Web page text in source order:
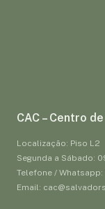
CAC – Centro
Localização: Piso L2
Segunda a Sábado:
Telefone / Whatsapp:
Email: